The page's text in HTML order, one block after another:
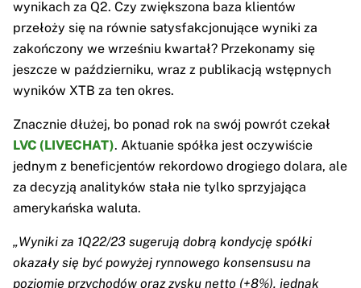
wynikach za Q2. Czy zwiększona baza klientów
przełoży się na równie satysfakcjonujące wyniki za
zakończony we wrześniu kwartał? Przekonamy się
jeszcze w październiku, wraz z publikacją wstępnych
wyników XTB za ten okres.
Znacznie dłużej, bo ponad rok na swój powrót czekał
LVC (LIVECHAT). Aktuanie spółka jest oczywiście
jednym z beneficjentów rekordowo drogiego dolara, ale
za decyzją analityków stała nie tylko sprzyjająca
amerykańska waluta.
„Wyniki za 1Q22/23 sugerują dobrą kondycję spółki
okazały się być powyżej rynnowego konsensusu na
poziomie przychodów oraz zysku netto (+8%), jednak